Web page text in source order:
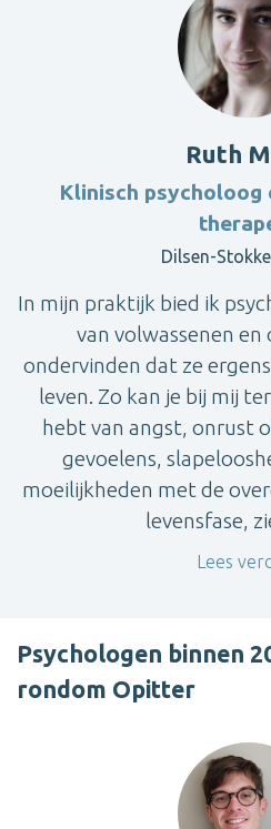
Ruth
Klinisch psycholoog
Dilsen-
In mijn praktijk bied ik
van volwassenen en
ondervinden dat ze
leven. Zo kan je bij mij
hebt van angst, onrust
gevoelens,
moeilijkheden met de
levensfase,
Lees
Psychologen binnen
rondom Opitter